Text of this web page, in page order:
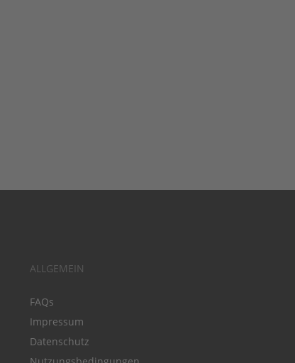
ALLGEMEIN
FAQs
Impressum
Datenschutz